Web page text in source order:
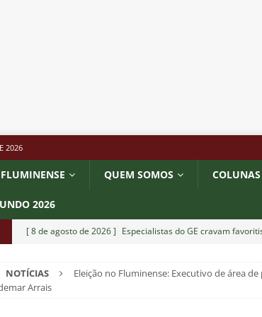
2026
FLUMINENSE QUEM SOMOS COLUNAS
2026
[ 8 de agosto de 2026 ] Especialistas do GE cravam
[ 8 de agosto de 2026 ]
Botafogo x Fluminense: Previsão
NOTÍCIAS
Eleição no Fluminense: Executivo de área
Arrais